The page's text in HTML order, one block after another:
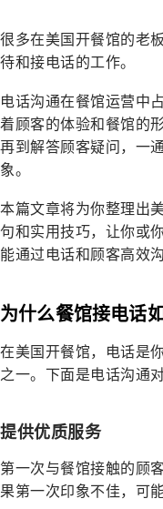
很多在美国开餐馆的老
待和接电话的工作。
电话沟通在餐馆运营中
着顾客的体验和餐馆的
再到解答顾客疑问，一
象。
本篇文章将为你整理出
句和实用技巧，让你或
能通过电话和顾客高效沟
为什么餐馆接电话
在美国开餐馆，电话是
之一。下面是电话沟通
提供优质服务
第一次与餐馆接触的顾
果第一次印象不佳，可